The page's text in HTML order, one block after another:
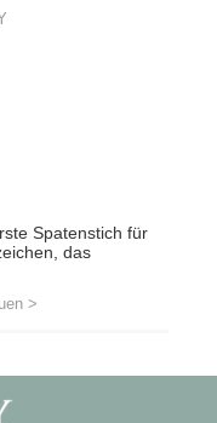
Spatenstich für
das
>